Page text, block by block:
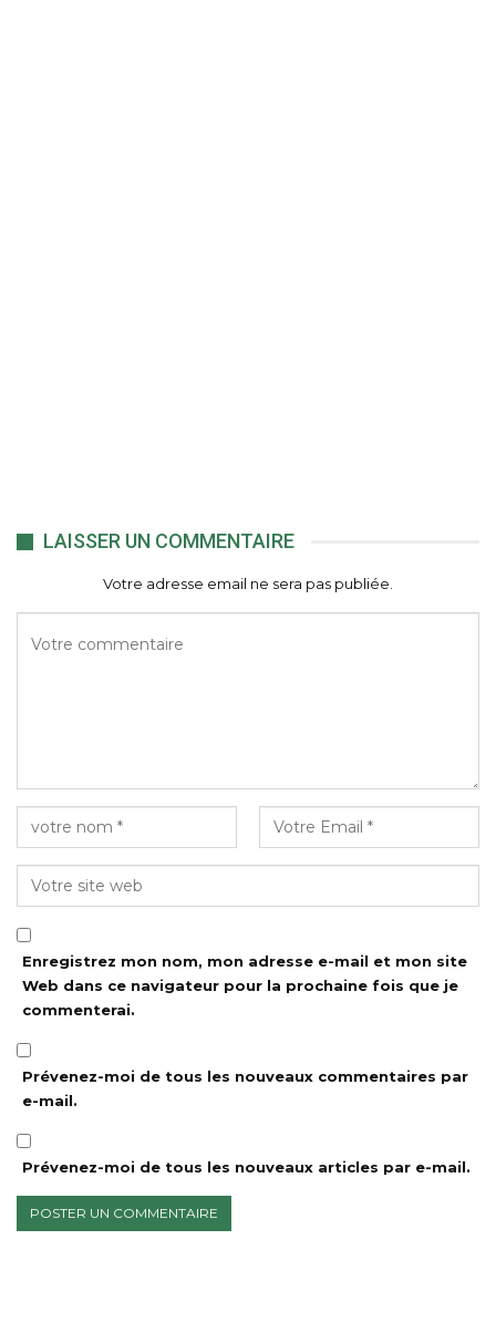
LAISSER UN COMMENTAIRE
Votre adresse email ne sera pas publiée.
Enregistrez mon nom, mon adresse e-mail et mon site
Web dans ce navigateur pour la prochaine fois que je
commenterai.
Prévenez-moi de tous les nouveaux commentaires par
e-mail.
Prévenez-moi de tous les nouveaux articles par e-mail.